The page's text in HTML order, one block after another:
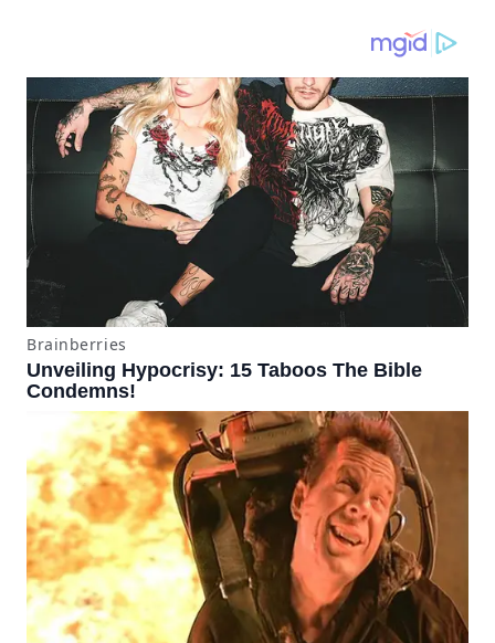
producían desde 2023